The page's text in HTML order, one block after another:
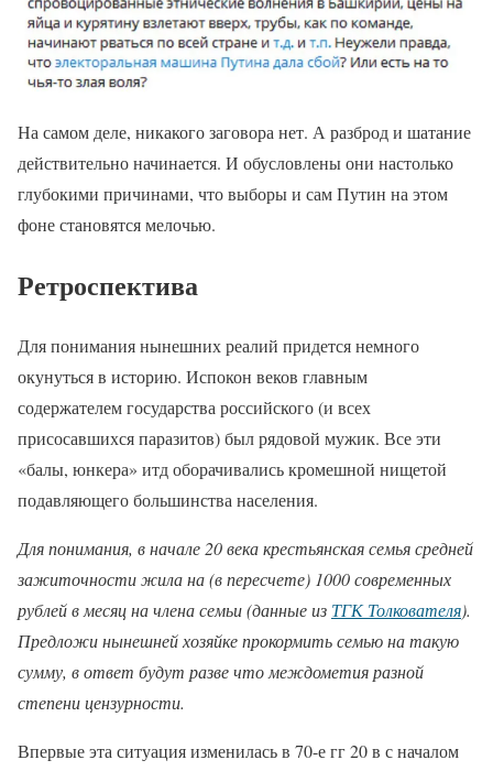
На самом деле, никакого заговора нет. А разброд и шатание
действительно начинается. И обусловлены они настолько
глубокими причинами, что выборы и сам Путин на этом
фоне становятся мелочью.
Ретроспектива
Для понимания нынешних реалий придется немного
окунуться в историю. Испокон веков главным
содержателем государства российского (и всех
присосавшихся паразитов) был рядовой мужик. Все эти
«балы, юнкера» итд оборачивались кромешной нищетой
подавляющего большинства населения.
Для понимания, в начале 20 века крестьянская семья средней
зажиточности жила на (в пересчете) 1000 современных
рублей в месяц на члена семьи (данные из ТГК Толкователя).
Предложи нынешней хозяйке прокормить семью на такую
сумму, в ответ будут разве что междометия разной
степени цензурности.
Впервые эта ситуация изменилась в 70-е гг 20 в с началом